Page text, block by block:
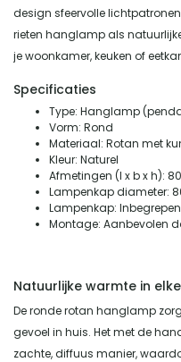
design sfeervolle
rieten hanglamp als
je woonkamer, keuken of
Specificaties
Type: Hanglamp
Vorm: Rond
Materiaal: Rotan met
Kleur: Naturel
Afmetingen (l x b x h):
Lampenkap diameter:
Lampenkap: Inbegrepen
Montage: Aanbevolen
Natuurlijke warmte in
De ronde rotan hanglamp
gevoel in huis. Het met de
zachte, diffuus manier,